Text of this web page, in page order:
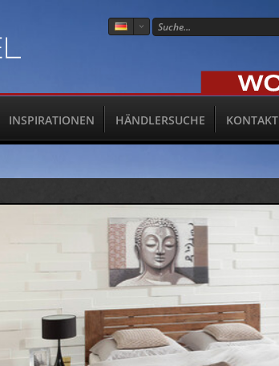
INSPIRATIONEN HÄNDLERSUCHE KONTAKT